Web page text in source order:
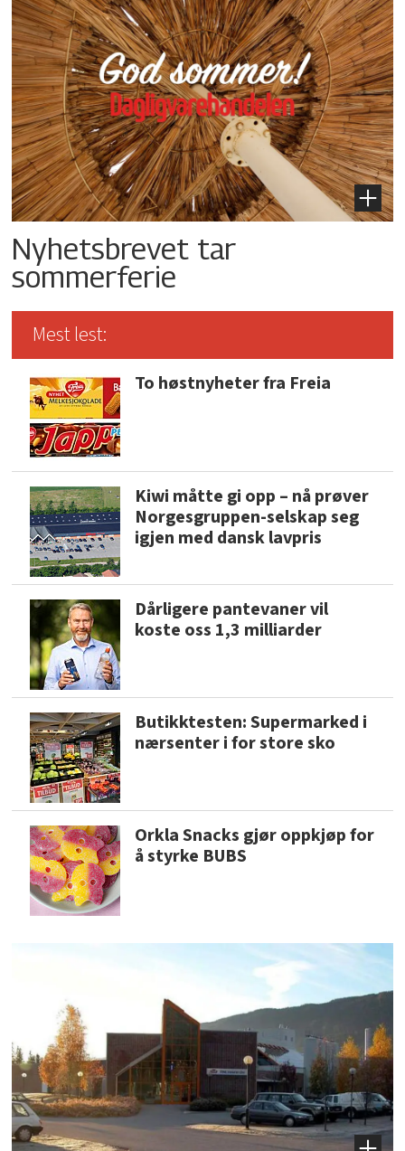
Nyhetsbrevet tar
sommerferie
Mest lest:
To høstnyheter fra Freia
Kiwi måtte gi opp – nå prøver
Norgesgruppen-selskap seg
igjen med dansk lavpris
Dårligere pantevaner vil
koste oss 1,3 milliarder
Butikktesten: Supermarked i
nærsenter i for store sko
Orkla Snacks gjør oppkjøp for
å styrke BUBS